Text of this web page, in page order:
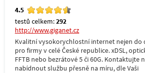
4.5
testů celkem:292
http://www.giganet.cz
Kvalitní vysokorychlostní internet nejen do
pro firmy v celé České republice. xDSL,
FFTB nebo bezrátové 5 či 60G. Kontaktujte
nabídnout službu přesně na míru, dle Vaši